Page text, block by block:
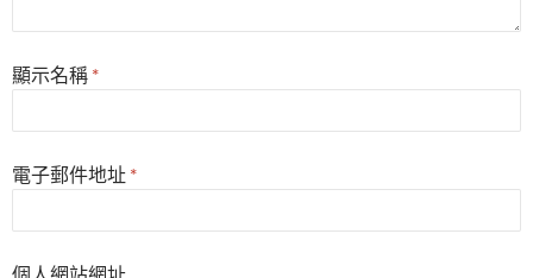
顯示名稱 *
電子郵件地址 *